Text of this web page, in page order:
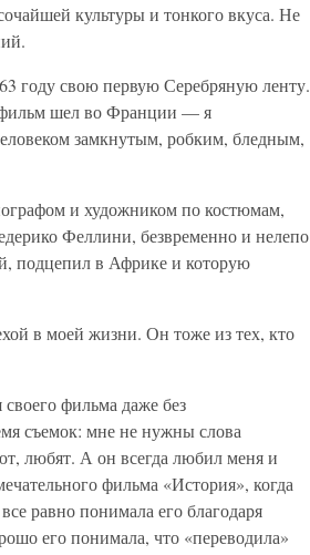
культуры и тонкого вкуса. Не
году свою первую Серебряную ленту.
шел во Франции — я
замкнутым, робким, бледным,
и художником по костюмам,
Феллини, безвременно и нелепо
подцепил в Африке и которую
в моей жизни. Он тоже из тех, кто
фильма даже без
съемок: мне не нужны слова
любят. А он всегда любил меня и
фильма «История», когда
равно понимала его благодаря
его понимала, что «переводила»